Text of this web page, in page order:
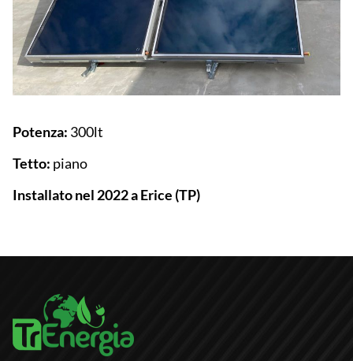
Potenza: 300lt
Tetto: piano
Installato nel 2022 a Erice (TP)